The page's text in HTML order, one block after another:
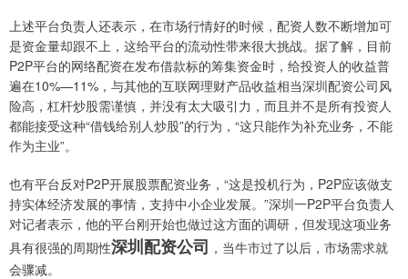
上述平台负责人还表示，在市场行情好的时候，配资人数不断增加可
是资金量却跟不上，这给平台的流动性带来很大挑战。据了解，目前
P2P平台的网络配资在发布借款标的筹集资金时，给投资人的收益普
遍在10%—11%，与其他的互联网理财产品收益相当深圳配资公司风
险高，杠杆炒股需谨慎，并没有太大吸引力，而且并不是所有投资人
都能接受这种“借钱给别人炒股”的行为，“这只能作为补充业务，不能
作为主业”。
也有平台反对P2P开展股票配资业务，“这是投机行为，P2P应该做支
持实体经济发展的事情，支持中小企业发展。”深圳一P2P平台负责人
对记者表示，他的平台刚开始也做过这方面的调研，但发现这项业务
具有很强的周期性深圳配资公司 ，当牛市过了以后，市场需求就
会骤减。